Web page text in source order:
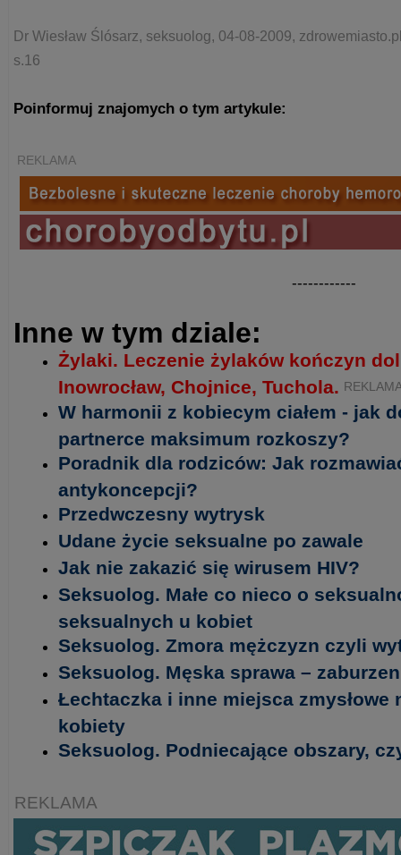
Dr Wiesław Ślósarz, seksuolog, 04-08-2009,
s.16
Poinformuj znajomych o tym artykule:
REKLAMA
------------
Inne w tym dziale:
Żylaki. Leczenie żylaków kończyn
Inowrocław, Chojnice, Tuchola.
W harmonii z kobiecym ciałem - jak
partnerce maksimum rozkoszy?
Poradnik dla rodziców: Jak
antykoncepcji?
Przedwczesny wytrysk
Udane życie seksualne po zawale
Jak nie zakazić się wirusem HIV?
Seksuolog. Małe co nieco o
seksualnych u kobiet
Seksuolog. Zmora mężczyzn czyli
Seksuolog. Męska sprawa –
Łechtaczka i inne miejsca zmysłowe
kobiety
Seksuolog. Podniecające obszary,
REKLAMA